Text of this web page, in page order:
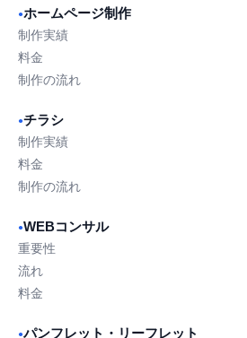
●ホームページ制作
制作実績
料金
制作の流れ
●チラシ
制作実績
料金
制作の流れ
●WEBコンサル
重要性
流れ
料金
●パンフレット・リーフレット